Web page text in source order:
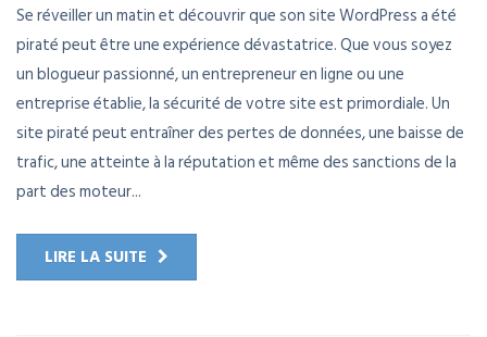
Se réveiller un matin et découvrir que son site WordPress a été
piraté peut être une expérience dévastatrice. Que vous soyez
un blogueur passionné, un entrepreneur en ligne ou une
entreprise établie, la sécurité de votre site est primordiale. Un
site piraté peut entraîner des pertes de données, une baisse de
trafic, une atteinte à la réputation et même des sanctions de la
part des moteur...
LIRE LA SUITE